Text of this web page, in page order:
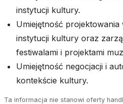
instytucji kultury.
Umiejętność projektowania
instytucji kultury oraz
festiwalami i projektami
Umiejętność negocjacji i
kontekście kultury.
Ta informacja nie stanowi oferty